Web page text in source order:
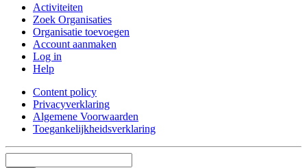
Activiteiten
Zoek Organisaties
Organisatie toevoegen
Account aanmaken
Log in
Help
Content policy
Privacyverklaring
Algemene Voorwaarden
Toegankelijkheidsverklaring